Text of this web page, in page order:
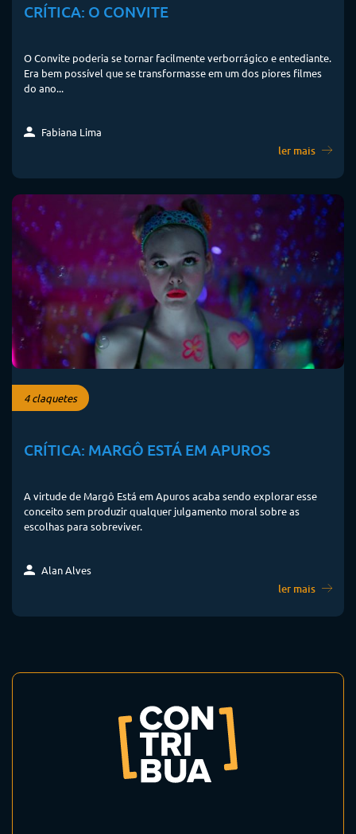
CRÍTICA: O CONVITE
O Convite poderia se tornar facilmente verborrágico e entediante.
Era bem possível que se transformasse em um dos piores filmes
do ano...
Fabiana Lima
ler mais
4 claquetes
CRÍTICA: MARGÔ ESTÁ EM APUROS
A virtude de Margô Está em Apuros acaba sendo explorar esse
conceito sem produzir qualquer julgamento moral sobre as
escolhas para sobreviver.
Alan Alves
ler mais